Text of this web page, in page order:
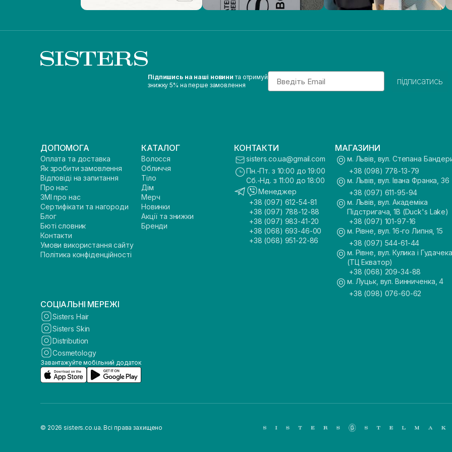
Підпишись на наші новини та отримуй
знижку 5% на перше замовлення
Email
підписатись
ДОПОМОГА
Оплата та доставка
Як зробити замовлення
Відповіді на запитання
Про нас
ЗМІ про нас
Сертифікати та нагороди
Блог
Бюті словник
Контакти
Умови використання сайту
Політика конфіденційності
КАТАЛОГ
Волосся
Обличчя
Тіло
Дім
Мерч
Новинки
Акції та знижки
Бренди
КОНТАКТИ
sisters.co.ua@gmail.com
Пн.-Пт. з 10:00 до 19:00
Сб.-Нд. з 11:00 до 18:00
Менеджер
+38 (097) 612-54-81
+38 (097) 788-12-88
+38 (097) 983-41-20
+38 (068) 693-46-00
+38 (068) 951-22-86
МАГАЗИНИ
м. Львів, вул. Степана
+38 (098) 778-13-79
м. Львів, вул. Івана Франка, 36
+38 (097) 611-95-94
м. Львів, вул. Академіка
Підстригача, 1В (Duck's Lake)
+38 (097) 101-97-16
м. Рівне, вул. 16-го Липня, 15
+38 (097) 544-61-44
м. Рівне, вул. Кулика і
(ТЦ Екватор)
+38 (068) 209-34-88
м. Луцьк, вул. Винниченка, 4
+38 (098) 076-60-62
СОЦІАЛЬНІ МЕРЕЖІ
Sisters Hair
Sisters Skin
Distribution
Cosmetology
Завантажуйте мобільний додаток
© 2026 sisters.co.ua. Всі права захищено